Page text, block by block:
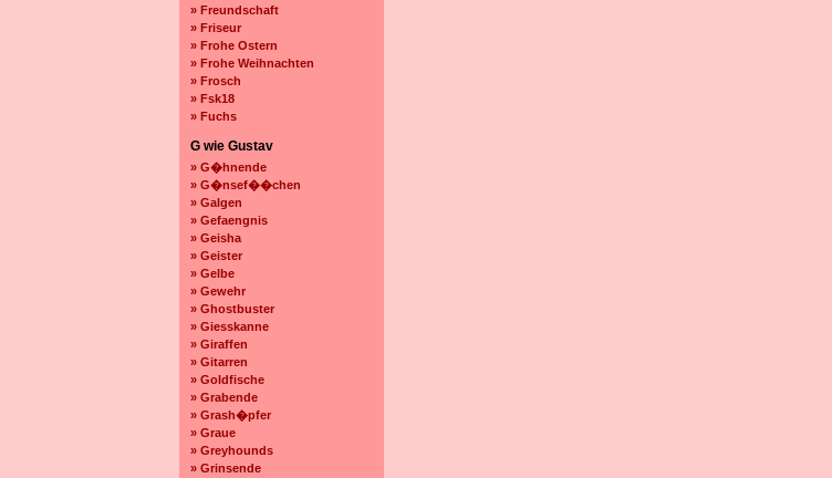
» Freundschaft
» Friseur
» Frohe Ostern
» Frohe Weihnachten
» Frosch
» Fsk18
» Fuchs
G wie Gustav
» G�hnende
» G�nsef��chen
» Galgen
» Gefaengnis
» Geisha
» Geister
» Gelbe
» Gewehr
» Ghostbuster
» Giesskanne
» Giraffen
» Gitarren
» Goldfische
» Grabende
» Grash�pfer
» Graue
» Greyhounds
» Grinsende